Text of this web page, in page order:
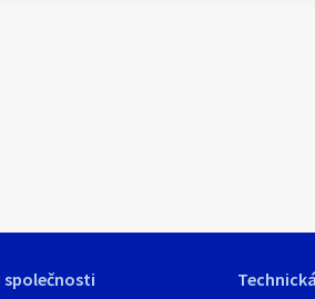
společnosti